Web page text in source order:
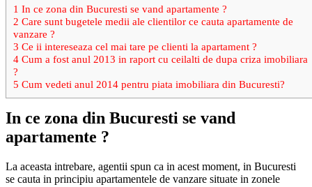
1 In ce zona din Bucuresti se vand apartamente ?
2 Care sunt bugetele medii ale clientilor ce cauta apartamente de
vanzare ?
3 Ce ii intereseaza cel mai tare pe clienti la apartament ?
4 Cum a fost anul 2013 in raport cu ceilalti de dupa criza imobiliara
?
5 Cum vedeti anul 2014 pentru piata imobiliara din Bucuresti?
In ce zona din Bucuresti se vand
apartamente ?
La aceasta intrebare, agentii spun ca in acest moment, in Bucuresti
se cauta in principiu apartamentele de vanzare situate in zonele